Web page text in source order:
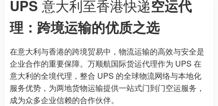
UPS 意大利至香港快递空运代
理：跨境运输的优质之选
在意大利与香港的跨境贸易中，物流运输的高效与安全是
企业合作的重要保障。万顺航国际货运代理作为 UPS 在
意大利的全境代理，整合 UPS 的全球物流网络与本地化
服务优势，为两地货物运输提供一站式门到门空运服务，
成为众多企业信赖的合作伙伴。